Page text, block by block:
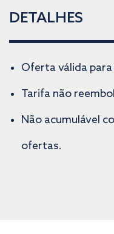
DETALHES
Oferta válida
Tarifa não
Não acumulável
ofertas.